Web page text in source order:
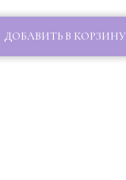
ДОБАВИТЬ В КОРЗИНУ